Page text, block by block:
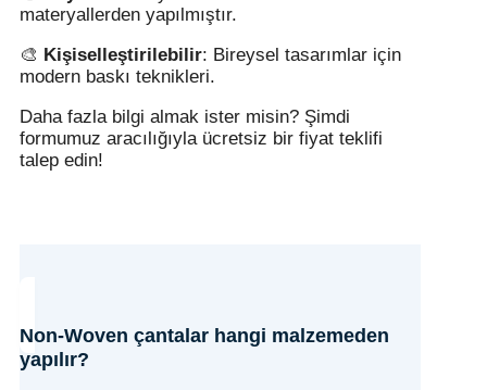
materyallerden yapılmıştır.
🎨 Kişiselleştirilebilir: Bireysel tasarımlar için
modern baskı teknikleri.
Daha fazla bilgi almak ister misin? Şimdi
formumuz aracılığıyla ücretsiz bir fiyat teklifi
talep edin!
Non-Woven çantalar hangi malzemeden
yapılır?